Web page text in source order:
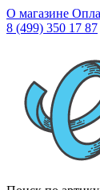
О магазине
8 (499) 350 17 87